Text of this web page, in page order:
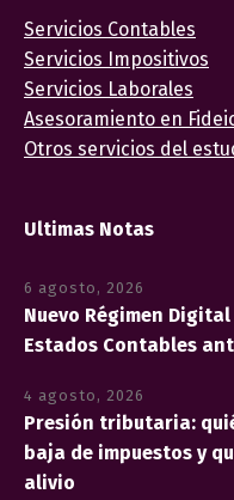
Servicios Contables
Servicios Impositivos
Servicios Laborales
Asesoramiento en
Otros servicios del
Ultimas Notas
6 agosto, 2026
Nuevo Régimen
Estados Contables
4 agosto, 2026
Presión tributaria:
baja de impuestos y
alivio